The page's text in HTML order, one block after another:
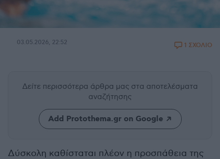
03.05.2026, 22:52 1 ΣΧΟΛΙΟ
Δείτε περισσότερα άρθρα μας στα αποτελέσματα
αναζήτησης
Add Protothema.gr on Google
Δύσκολη καθίσταται πλέον η προσπάθεια της